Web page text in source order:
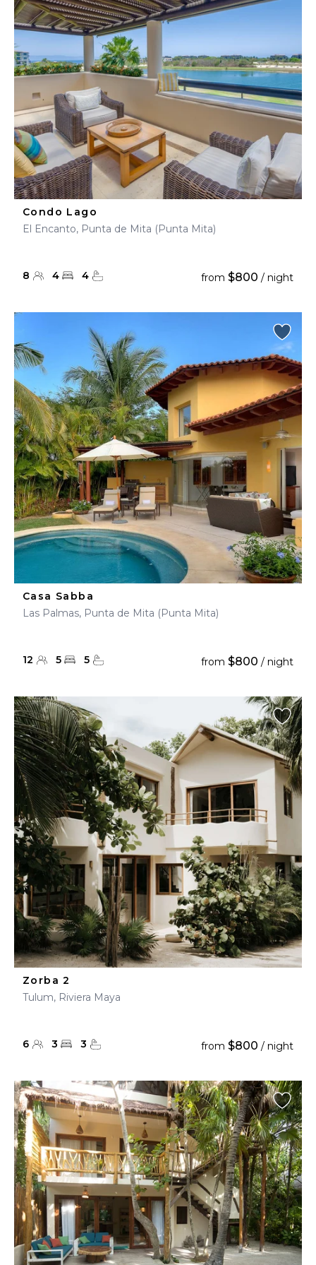
Condo Lago
El Encanto, Punta de Mita (Punta Mita)
8 4 4 from $800 / night
Casa Sabba
Las Palmas, Punta de Mita (Punta Mita)
12 5 5 from $800 / night
Zorba 2
Tulum, Riviera Maya
6 3 3 from $800 / night